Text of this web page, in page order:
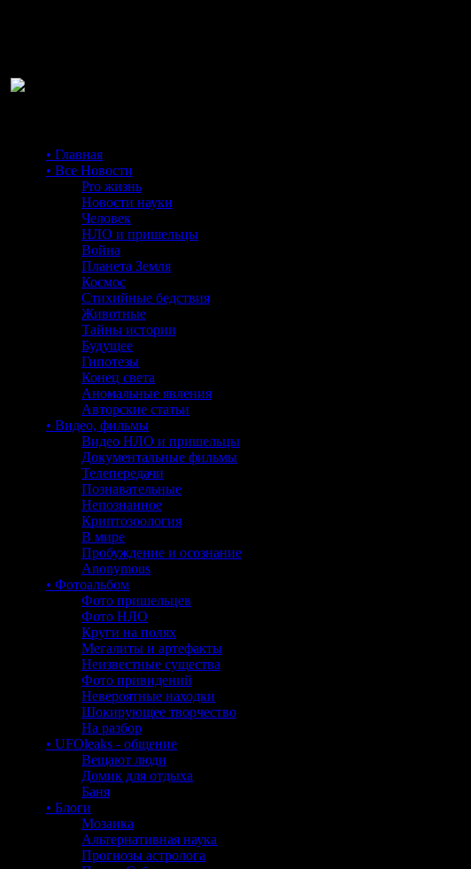
• Главная
• Все Новости
Pro жизнь
Новости науки
Человек
НЛО и пришельцы
Война
Планета Земля
Космос
Стихийные бедствия
Животные
Тайны истории
Будущее
Гипотезы
Конец света
Аномальные явления
Авторские статьи
• Видео, фильмы
Видео НЛО и пришельцы
Документальные фильмы
Телепередачи
Познавательные
Непознанное
Криптозоология
В мире
Пробуждение и осознание
Anonymous
• Фотоальбом
Фото пришельцев
Фото НЛО
Круги на полях
Мегалиты и артефакты
Неизвестные существа
Фото привидений
Невероятные находки
Шокирующее творчество
На разбор
• UFOleaks - общение
Вещают люди
Домик для отдыха
Баня
• Блоги
Мозаика
Альтернативная наука
Прогнозы астролога